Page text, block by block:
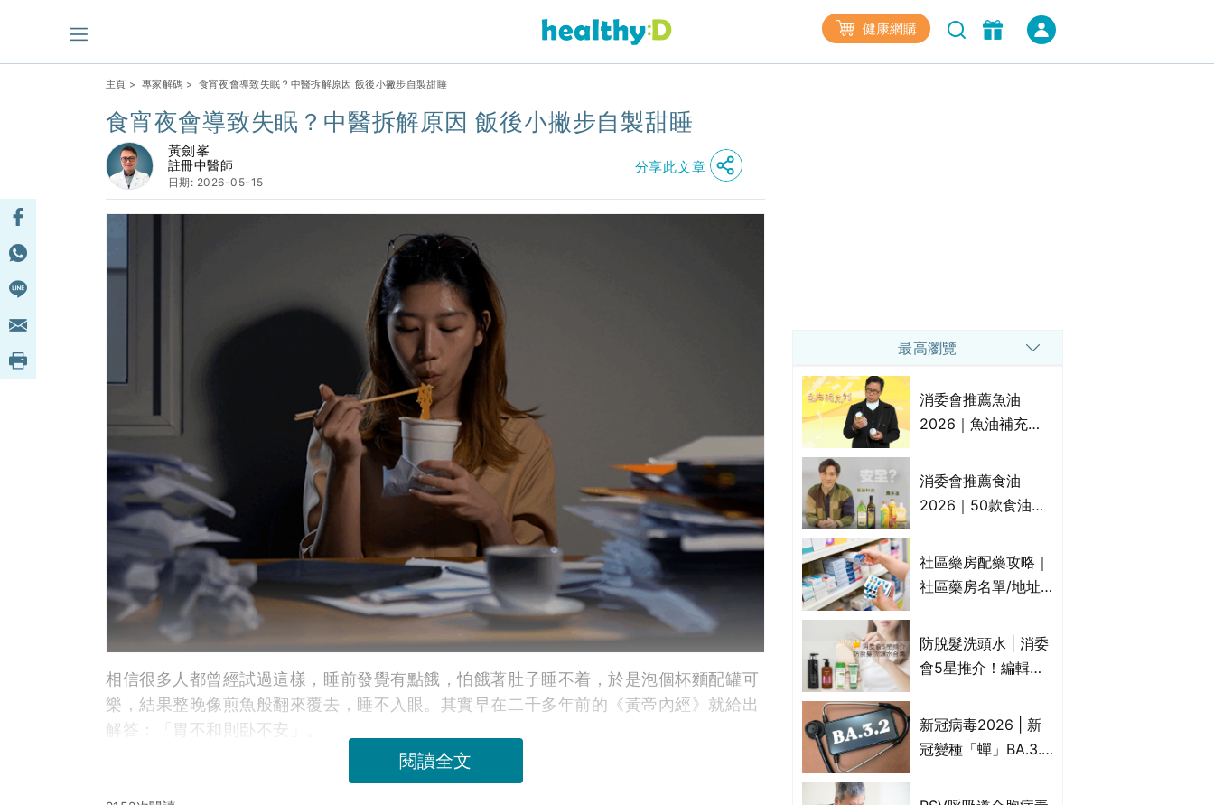
健康網購
主頁 > 專家解碼 > 食宵夜會導致失眠？中醫拆解原因 飯後小撇步自製甜睡
食宵夜會導致失眠？中醫拆解原因 飯後小撇步自製甜睡
黃劍峯
註冊中醫師
日期: 2026-05-15
分享此文章
相信很多人都曾經試過這樣，睡前發覺有點餓，怕餓著肚子睡不着，於是泡個杯麵配罐可
樂，結果整晚像煎魚般翻來覆去，睡不入眼。其實早在二千多年前的《黃帝內經》就給出
解答：「胃不和則卧不安」。
閱讀全文
最高瀏覽
消委會推薦魚油
2026｜魚油補充劑
名單｜附1款國際魚
油標準5星認證 針對
消委會推薦食油
2026｜50款食油評
物｜21款健康煮食油
總評達5星滿分名單
花籽油/花生油等)
社區藥房配藥攻略｜
社區藥房名單/地址/
法一覽表｜社區藥房
是甚麼？可以申請藥
防脫髮洗頭水 | 消委
會5星推介！編輯加
比較：位元堂、呂、
PANTOGAR、純素
新冠病毒2026 | 新
冠變種「蟬」BA.3.2
播、風險與預防方法